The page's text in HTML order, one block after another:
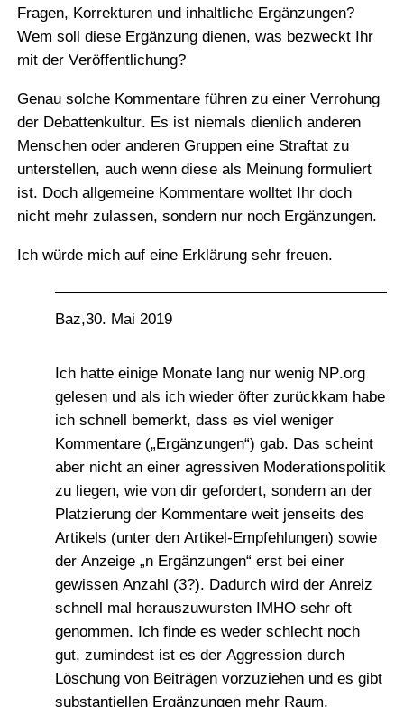
Fragen, Korrekturen und inhaltliche Ergänzungen?
Wem soll diese Ergänzung dienen, was bezweckt Ihr
mit der Veröffentlichung?
Genau solche Kommentare führen zu einer Verrohung
der Debattenkultur. Es ist niemals dienlich anderen
Menschen oder anderen Gruppen eine Straftat zu
unterstellen, auch wenn diese als Meinung formuliert
ist. Doch allgemeine Kommentare wolltet Ihr doch
nicht mehr zulassen, sondern nur noch Ergänzungen.
Ich würde mich auf eine Erklärung sehr freuen.
Baz,30. Mai 2019
Ich hatte einige Monate lang nur wenig NP.org
gelesen und als ich wieder öfter zurückkam habe
ich schnell bemerkt, dass es viel weniger
Kommentare („Ergänzungen“) gab. Das scheint
aber nicht an einer agressiven Moderationspolitik
zu liegen, wie von dir gefordert, sondern an der
Platzierung der Kommentare weit jenseits des
Artikels (unter den Artikel-Empfehlungen) sowie
der Anzeige „n Ergänzungen“ erst bei einer
gewissen Anzahl (3?). Dadurch wird der Anreiz
schnell mal herauszuwursten IMHO sehr oft
genommen. Ich finde es weder schlecht noch
gut, zumindest ist es der Aggression durch
Löschung von Beiträgen vorzuziehen und es gibt
substantiellen Ergänzungen mehr Raum.